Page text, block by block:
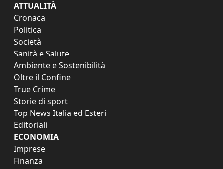
ATTUALITÀ
Cronaca
Politica
Società
Sanità e Salute
Ambiente e Sostenibilità
Oltre il Confine
True Crime
Storie di sport
Top News Italia ed Esteri
Editoriali
ECONOMIA
Imprese
Finanza